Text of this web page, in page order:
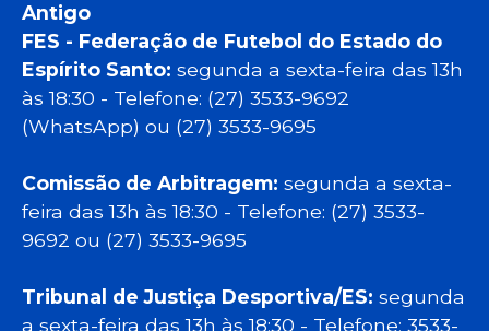
Antigo
FES - Federação de Futebol do Estado do
Espírito Santo: segunda a sexta-feira das 13h
às 18:30 - Telefone: (27) 3533-9692
(WhatsApp) ou (27) 3533-9695
Comissão de Arbitragem: segunda a sexta-
feira das 13h às 18:30 - Telefone: (27) 3533-
9692 ou (27) 3533-9695
Tribunal de Justiça Desportiva/ES: segunda
a sexta-feira das 13h às 18:30 - Telefone: 3533-